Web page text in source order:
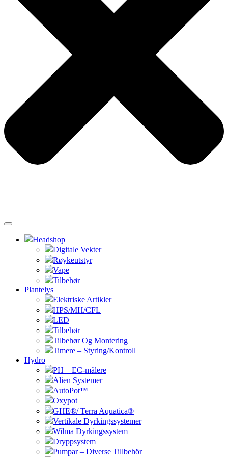
Headshop
Digitale Vekter
Røykeutstyr
Vape
Tilbehør
Plantelys
Elektriske Artikler
HPS/MH/CFL
LED
Tilbehør
Tilbehør Og Montering
Timere – Styring/Kontroll
Hydro
PH – EC-målere
Alien Systemer
AutoPot™
Oxypot
GHE®/ Terra Aquatica®
Vertikale Dyrkingssystemer
Wilma Dyrkingssystem
Dryppsystem
Pumpar – Diverse Tillbehör